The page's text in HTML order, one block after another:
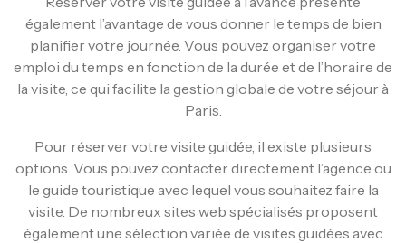
également l’avantage de vous donner le temps de bien
planifier votre journée. Vous pouvez organiser votre
emploi du temps en fonction de la durée et de l’horaire de
la visite, ce qui facilite la gestion globale de votre séjour à
Paris.
Pour réserver votre visite guidée, il existe plusieurs
options. Vous pouvez contacter directement l’agence ou
le guide touristique avec lequel vous souhaitez faire la
visite. De nombreux sites web spécialisés proposent
également une sélection variée de visites guidées avec